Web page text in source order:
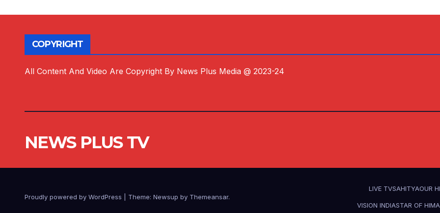
COPYRIGHT
All Content And Video Are Copyright By News Plus Media @ 2023-24
NEWS PLUS TV
Proudly powered by WordPress Theme: Newsup by Themeansar.
LIVE TVSAHITYAOUR
VISION INDIASTAR OF